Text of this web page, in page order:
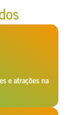
e atrações na